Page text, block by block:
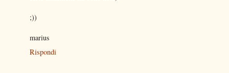
;))
marius
Rispondi